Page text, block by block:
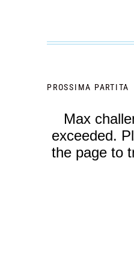
PROSSIMA PARTITA